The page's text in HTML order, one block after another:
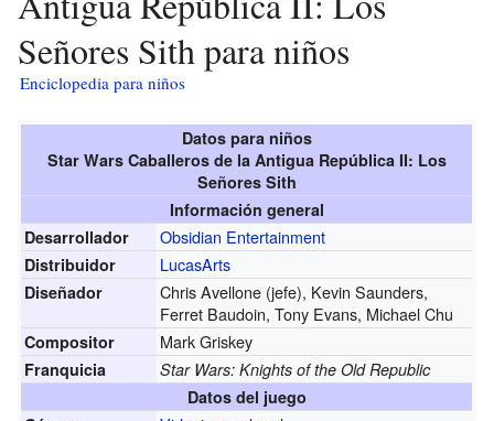
Señores Sith para niños
Enciclopedia para niños
Datos para niños
Star Wars Caballeros de la Antigua República II: Los
Señores Sith
Información general
Desarrollador
Obsidian Entertainment
Distribuidor LucasArts
Diseñador
Chris Avellone (jefe), Kevin Saunders,
Ferret Baudoin, Tony Evans, Michael Chu
Compositor Mark Griskey
Franquicia
Star Wars: Knights of the Old Republic
Datos del juego